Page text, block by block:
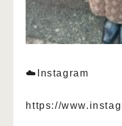
☁️Instagram
https://